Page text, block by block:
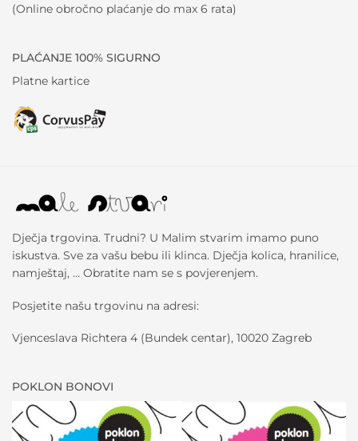
(Online obročno plaćanje do max 6 rata)
PLAĆANJE 100% SIGURNO
Platne kartice
Dječja trgovina. Trudni? U Malim stvarim imamo puno
iskustva. Sve za vašu bebu ili klinca. Dječja kolica, hranilice,
namještaj, … Obratite nam se s povjerenjem.
Posjetite našu trgovinu na adresi:
Vjenceslava Richtera 4 (Bundek centar), 10020 Zagreb
POKLON BONOVI